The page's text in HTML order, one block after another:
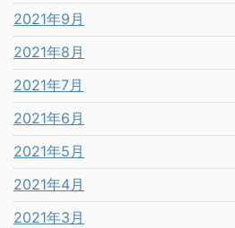
2021年9月
2021年8月
2021年7月
2021年6月
2021年5月
2021年4月
2021年3月